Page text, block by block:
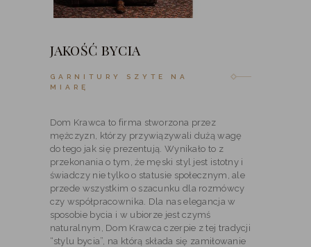
JAKOŚĆ BYCIA
GARNITURY SZYTE NA
MIARĘ
Dom Krawca to firma stworzona przez
mężczyzn, którzy przywiązywali dużą wagę
do tego jak się prezentują. Wynikało to z
przekonania o tym, że męski styl jest istotny i
świadczy nie tylko o statusie społecznym, ale
przede wszystkim o szacunku dla rozmówcy
czy współpracownika. Dla nas elegancja w
sposobie bycia i w ubiorze jest czymś
naturalnym, Dom Krawca czerpie z tej tradycji
“stylu bycia”, na którą składa się zamiłowanie